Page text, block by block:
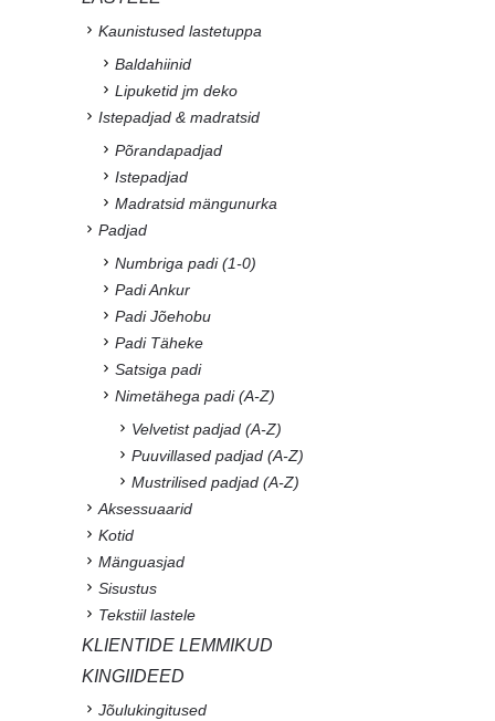
Kaunistused lastetuppa
Baldahiinid
Lipuketid jm deko
Istepadjad & madratsid
Põrandapadjad
Istepadjad
Madratsid mängunurka
Padjad
Numbriga padi (1-0)
Padi Ankur
Padi Jõehobu
Padi Täheke
Satsiga padi
Nimetähega padi (A-Z)
Velvetist padjad (A-Z)
Puuvillased padjad (A-Z)
Mustrilised padjad (A-Z)
Aksessuaarid
Kotid
Mänguasjad
Sisustus
Tekstiil lastele
KLIENTIDE LEMMIKUD
KINGIIDEED
Jõulukingitused